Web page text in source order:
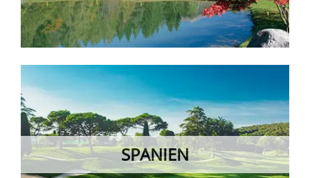
SPANIEN